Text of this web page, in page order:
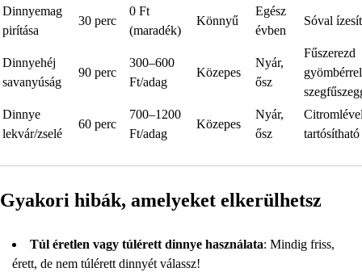
Dinnyemag
pirítása
30 perc
0 Ft
(maradék)
Könnyű
Egész
évben
Sóval
Dinnyehéj
savanyúság
90 perc
300–600
Ft/adag
Közepes
Nyár,
ősz
Fűszerezd
Dinnye
lekvár/zselé
60 perc
700–1200
Ft/adag
Közepes
Nyár,
ősz
tartósítható
Gyakori hibák, amelyeket elkerülhetsz
Túl éretlen vagy túlérett dinnye használata: Mindig friss,
érett, de nem túlérett dinnyét válassz!